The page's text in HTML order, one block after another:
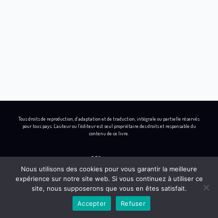
Tous droits de reproduction, d’adaptation et de traduction, intégrale ou partielle réservés
pour tous pays. L’auteur ou l’éditeur est seul propriétaire des droits et responsable du
contenu de ce livre.
L I
n
s
B
e
h
Y
Nous utilisons des cookies pour vous garantir la meilleure
expérience sur notre site web. Si vous continuez à utiliser ce
site, nous supposerons que vous en êtes satisfait.
Accepter
Refuser